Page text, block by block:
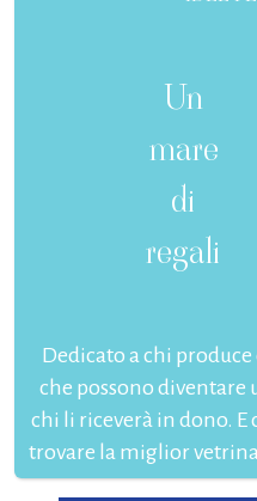
Un
mare
di
regali
Dedicato a chi
che possono diventare
chi li riceverà in dono. E
trovare la miglior